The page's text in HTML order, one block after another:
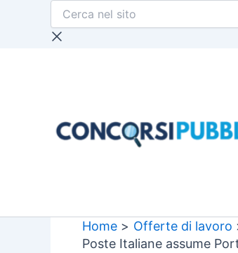
Cerca
sito
Home
Offerte di lavoro
Poste Italiane assume